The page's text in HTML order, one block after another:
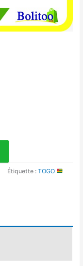
Étiquette :TOGO